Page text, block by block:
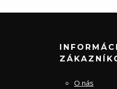
O nás